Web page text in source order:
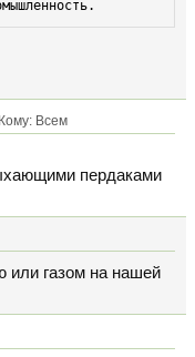
Всем
пердаками
или газом на нашей